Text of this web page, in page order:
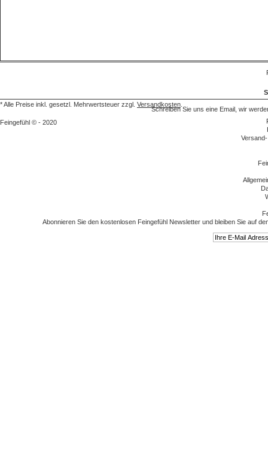
Schreiben Sie uns eine Email, wir
Abonnieren Sie den kostenlosen Feingefühl Newsletter und bleiben Sie auf
* Alle Preise inkl. gesetzl. Mehrwertsteuer zzgl. Versandkosten
Feingefühl © - 2020